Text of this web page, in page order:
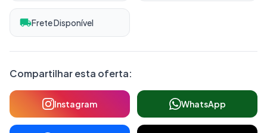
Frete Disponível
Compartilhar esta oferta:
Instagram WhatsApp